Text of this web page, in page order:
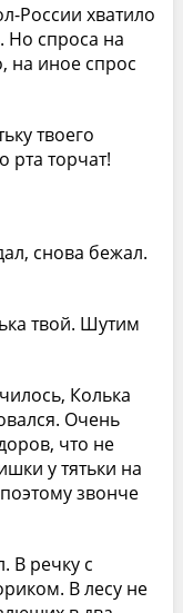
России хватило
Но спроса на
на иное спрос
твоего
рта торчат!
снова бежал.
твой. Шутим
Колька
Очень
что не
у тятьки на
звонче
В речку с
В лесу не